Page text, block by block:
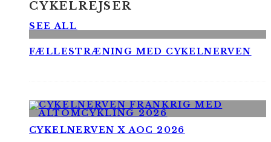
CYKELREJSER
SEE ALL
FÆLLESTRÆNING MED CYKELNERVEN
CYKELNERVEN X AOC 2026